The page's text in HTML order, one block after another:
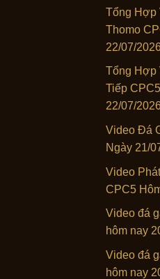
Tổng Hợp
Thomo
22/07/
Tổng Hợp
Tiếp
22/07/
Video Đá
Ngày 21/
Video
CPC5
Video đá
hôm nay
Video đá
hôm nay